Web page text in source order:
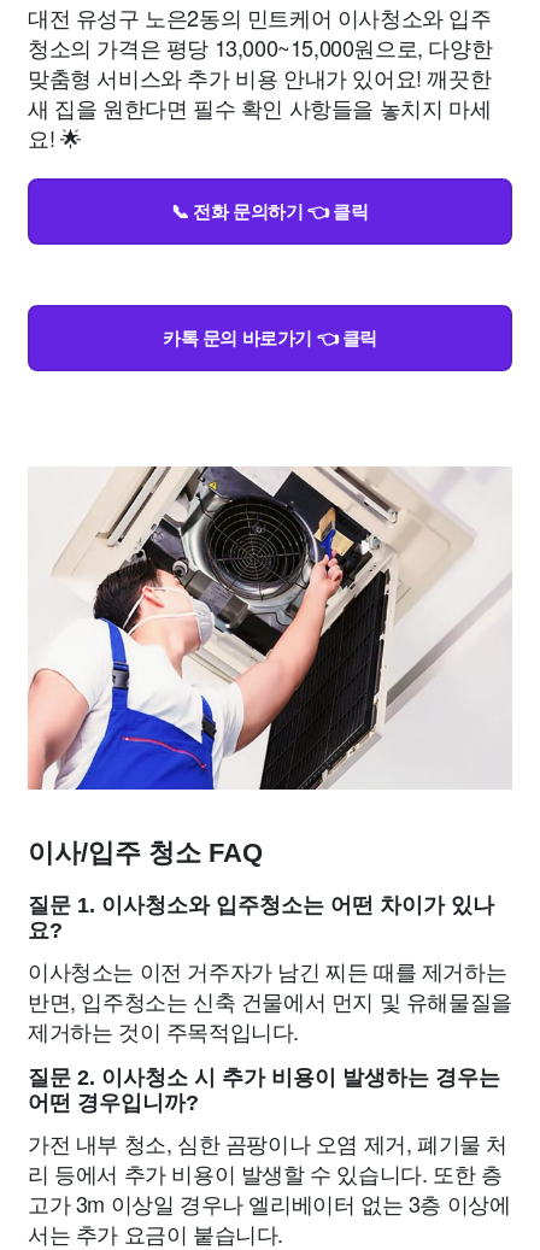
대전 유성구 노은2동의 민트케어 이사청소와 입주
청소의 가격은 평당 13,000~15,000원으로, 다양한
맞춤형 서비스와 추가 비용 안내가 있어요! 깨끗한
새 집을 원한다면 필수 확인 사항들을 놓치지 마세
요! 🌟
📞 전화 문의하기 👈 클릭
카톡 문의 바로가기 👈 클릭
이사/입주 청소 FAQ
질문 1. 이사청소와 입주청소는 어떤 차이가 있나
요?
이사청소는 이전 거주자가 남긴 찌든 때를 제거하는
반면, 입주청소는 신축 건물에서 먼지 및 유해물질을
제거하는 것이 주목적입니다.
질문 2. 이사청소 시 추가 비용이 발생하는 경우는
어떤 경우입니까?
가전 내부 청소, 심한 곰팡이나 오염 제거, 폐기물 처
리 등에서 추가 비용이 발생할 수 있습니다. 또한 층
고가 3m 이상일 경우나 엘리베이터 없는 3층 이상에
서는 추가 요금이 붙습니다.